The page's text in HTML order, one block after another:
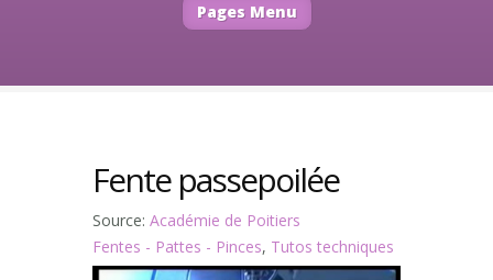
Pages Menu
Fente passepoilée
Source: Académie de Poitiers
Fentes - Pattes - Pinces, Tutos techniques